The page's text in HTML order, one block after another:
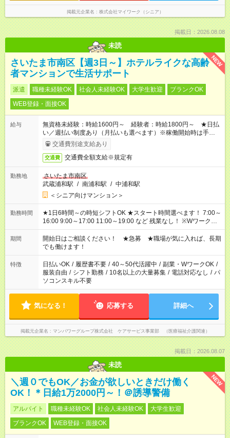
掲載元企業名 株式会社マイワーク（シニア）
掲載日：2026.08.08
未読
NEW
さいたま市南区【週3日～】ホテルライクな高齢
者マンションで生活サポート
派遣 職種未経験OK 社会人未経験OK 大学生歓迎
ブランクOK
WEB登録・面接OK
給与
無資格未経験：時給1600円～ 経験者：時給1800円～ ★日払
い／週払い制度あり（月払いも選べます）※稼働開始時は手続き
完了次第のお支払いとなります。
交通費別途支給あり
交通費 交通費全額支給※規定有
勤務地
さいたま市南区
武蔵浦和駅 / 南浦和駅 / 中浦和駅
＜シニア向けマンション＞
勤務時間
★1日6時間～の時短シフトOK ★スタート時間選べます！ 7:00～
16:00 9:00～17:00 11:00～19:00 など 残業なし！ ※Wワークの
場合、他のお仕事と合わせ週40時間超の就業はご案内できませ
ん ※法令に基づき、週20時間以上勤務は社会保険への加入対象
となります ※労働者派遣法（日雇い派遣の原則禁止）により、
短時間・短期間の就業はご案内が難しい場合があります
期間
開始日はご相談ください！ ★急募 ★職場が気に入れば、長期
でも働けます！
特徴 日払いOK / 履歴書不要 / 40～50代活躍中 / 副業・WワークOK /
服装自由 / シフト勤務 / 10名以上の大量募集 / 電話対応なし / パ
ソコンスキル不要
気になる！ 応募する 詳細へ
掲載元企業名 マンパワーグループ株式会社 ケアサービス事業部 （医療福祉介護関連）
掲載日：2026.08.07
未読
NEW
＼週０でもOK／お金が欲しいときだけ働く
OK！＊日給1万2000円～！＠誘導警備
アルバイト 職種未経験OK 社会人未経験OK
大学生歓迎
ブランクOK
WEB登録・面接OK